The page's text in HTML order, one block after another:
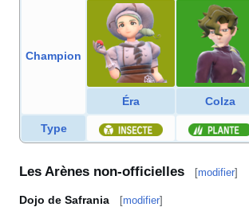
Champion
Éra Colza
Type
Les Arènes non-officielles [modifier]
Dojo de Safrania [modifier]